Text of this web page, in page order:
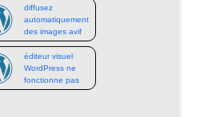
diffusez
automatiquement
des images avif
avec wordpress
éditeur visuel
WordPress ne
fonctionne pas